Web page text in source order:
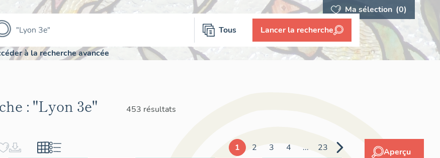
Ma sélection (0)
Tous Lancer la recherche
à la recherche avancée
: "Lyon 3e" 453 résultats
1 2 3 4 ... 23 Aperçu